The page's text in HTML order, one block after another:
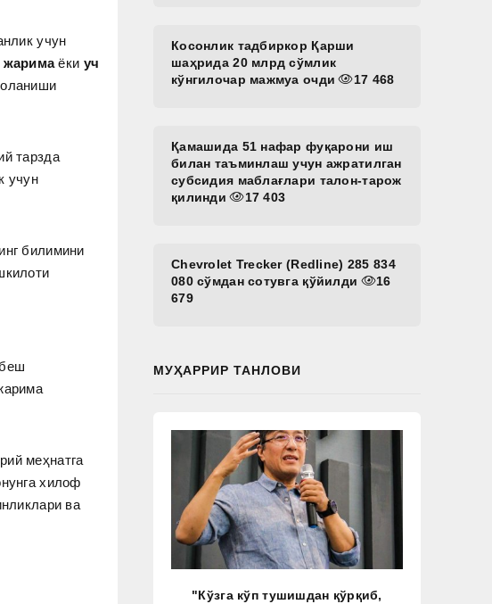
учун
жаримаёки уч
тарзда
учун
билимини
меҳнатга
хилоф
ва
Косонлик тадбиркор Қарши
шаҳрида 20 млрд сўмлик
кўнгилочар мажмуа очди
17 468
Қамашида 51 нафар фуқарони иш
билан таъминлаш учун ажратилган
субсидия маблағлари талон-тарож
қилинди
17 403
Chevrolet Trecker (Redline) 285 834
080 сўмдан сотувга қўйилди
16
679
МУҲАРРИР ТАНЛОВИ
"Кўзга кўп тушишдан қўрқиб,